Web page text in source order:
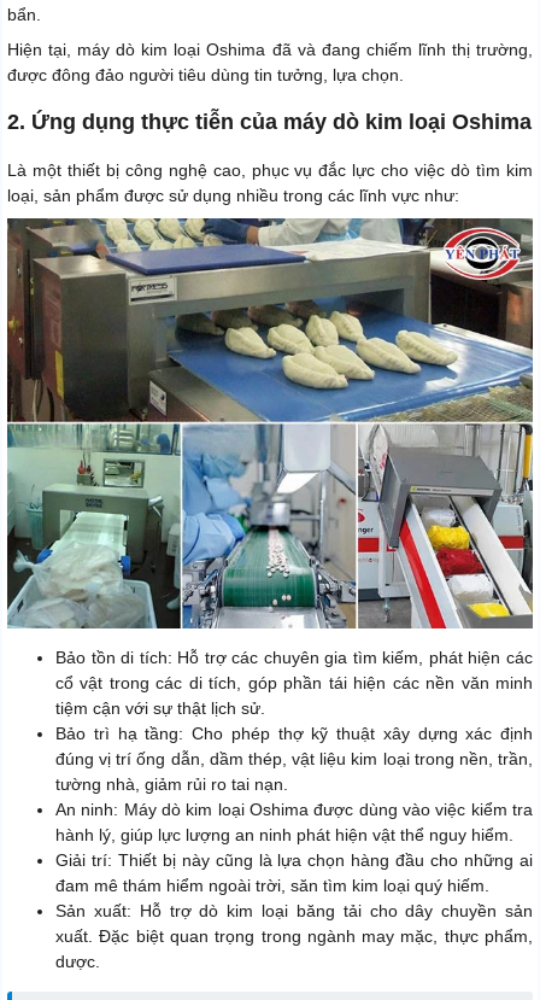
bẩn.
Hiện tại, máy dò kim loại Oshima đã và đang chiếm lĩnh thị trường,
được đông đảo người tiêu dùng tin tưởng, lựa chọn.
2. Ứng dụng thực tiễn của máy dò kim loại Oshima
Là một thiết bị công nghệ cao, phục vụ đắc lực cho việc dò tìm kim
loại, sản phẩm được sử dụng nhiều trong các lĩnh vực như:
Bảo tồn di tích: Hỗ trợ các chuyên gia tìm kiếm, phát hiện các
cổ vật trong các di tích, góp phần tái hiện các nền văn minh
tiệm cận với sự thật lịch sử.
Bảo trì hạ tầng: Cho phép thợ kỹ thuật xây dựng xác định
đúng vị trí ống dẫn, dầm thép, vật liệu kim loại trong nền, trần,
tường nhà, giảm rủi ro tai nạn.
An ninh: Máy dò kim loại Oshima được dùng vào việc kiểm tra
hành lý, giúp lực lượng an ninh phát hiện vật thể nguy hiểm.
Giải trí: Thiết bị này cũng là lựa chọn hàng đầu cho những ai
đam mê thám hiểm ngoài trời, săn tìm kim loại quý hiếm.
Sản xuất: Hỗ trợ dò kim loại băng tải cho dây chuyền sản
xuất. Đặc biệt quan trọng trong ngành may mặc, thực phẩm,
dược.